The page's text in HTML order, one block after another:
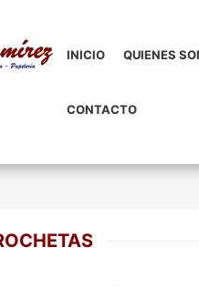
INICIO QUIENES
CONTACTO